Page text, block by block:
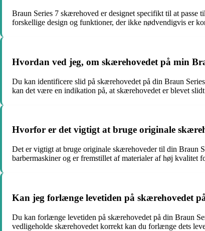
Braun Series 7 skærehoved er designet specifikt til at passe
forskellige design og funktioner, der ikke nødvendigvis er
Hvordan ved jeg, om skærehovedet på min
Du kan identificere slid på skærehovedet på din Braun
kan det være en indikation på, at skærehovedet er blevet
Hvorfor er det vigtigt at bruge originale
Det er vigtigt at bruge originale skærehoveder til din Braun
barbermaskiner og er fremstillet af materialer af høj kvalitet
Kan jeg forlænge levetiden på skærehovedet
Du kan forlænge levetiden på skærehovedet på din Braun
vedligeholde skærehovedet korrekt kan du forlænge dets